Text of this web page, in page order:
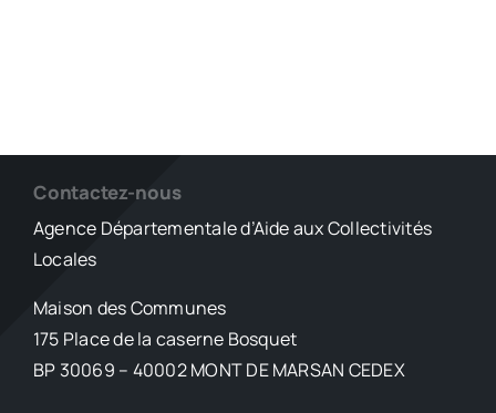
Contactez-nous
Agence Départementale d’Aide aux Collectivités
Locales
Maison des Communes
175 Place de la caserne Bosquet
BP 30069 – 40002 MONT DE MARSAN CEDEX